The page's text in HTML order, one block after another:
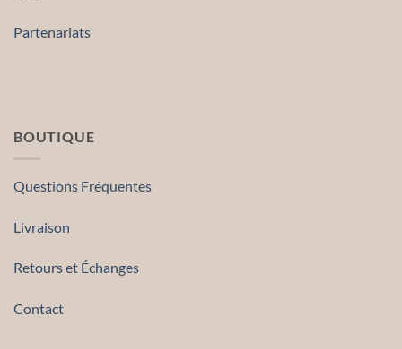
Partenariats
BOUTIQUE
Questions Fréquentes
Livraison
Retours et Échanges
Contact